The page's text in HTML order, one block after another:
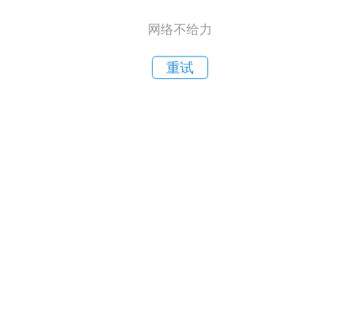
网络不给力
重试